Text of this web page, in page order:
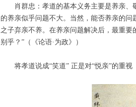
肖群忠：孝道的基本义务主要是养亲
的养亲似乎问题不大。当然，能否养亲的
之子弃亲不养。在养亲问题解决后，最重
别乎？”（《论语·为政》）
将孝道说成“笑道” 正是对“悦亲”的重视